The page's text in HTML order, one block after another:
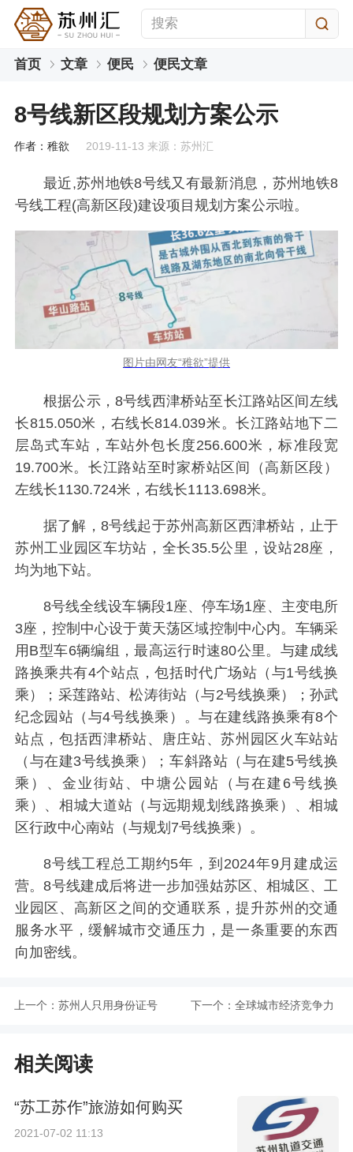
首页 文章 便民 便民文章
8号线新区段规划方案公示
作者：稚欲 2019-11-13 来源：苏州汇
最近,苏州地铁8号线又有最新消息，苏州地铁8
号线工程(高新区段)建设项目规划方案公示啦。
图片由网友“稚欲”提供
根据公示，8号线西津桥站至长江路站区间左线
长815.050米，右线长814.039米。长江路站地下二
层岛式车站，车站外包长度256.600米，标准段宽
19.700米。长江路站至时家桥站区间（高新区段）
左线长1130.724米，右线长1113.698米。
据了解，8号线起于苏州高新区西津桥站，止于
苏州工业园区车坊站，全长35.5公里，设站28座，
均为地下站。
8号线全线设车辆段1座、停车场1座、主变电所
3座，控制中心设于黄天荡区域控制中心内。车辆采
用B型车6辆编组，最高运行时速80公里。与建成线
路换乘共有4个站点，包括时代广场站（与1号线换
乘）；采莲路站、松涛街站（与2号线换乘）；孙武
纪念园站（与4号线换乘）。与在建线路换乘有8个
站点，包括西津桥站、唐庄站、苏州园区火车站站
（与在建3号线换乘）；车斜路站（与在建5号线换
乘）、金业街站、中塘公园站（与在建6号线换
乘）、相城大道站（与远期规划线路换乘）、相城
区行政中心南站（与规划7号线换乘）。
8号线工程总工期约5年，到2024年9月建成运
营。8号线建成后将进一步加强姑苏区、相城区、工
业园区、高新区之间的交通联系，提升苏州的交通
服务水平，缓解城市交通压力，是一条重要的东西
向加密线。
上一个： 苏州人只用身份证号 下一个： 全球城市经济竞争力
相关阅读
“苏工苏作”旅游如何购买
2021-07-02 11:13